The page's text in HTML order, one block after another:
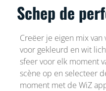
Schep de
Creëer je eigen mix
voor gekleurd en wit
sfeer voor elk moment
scène op en selecteer
moment met de WiZ